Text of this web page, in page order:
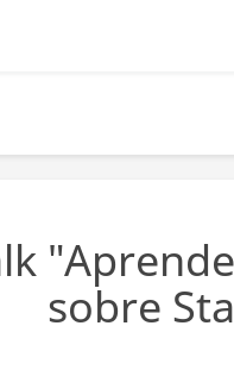
sobre